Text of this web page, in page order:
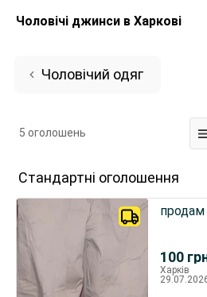
Чоловічі джинси в Харкові
Чоловічий одяг
5 оголошень
Стандартні оголошення
100
продам
Харків